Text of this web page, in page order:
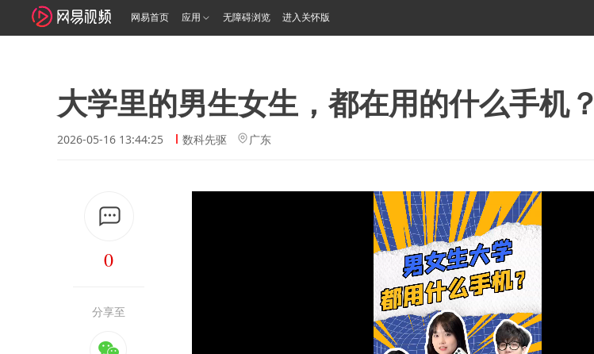
网易首页 应用 无障碍浏览 进入关怀版
大学里的男生女生，都在用的什么手机？
2026-05-16 13:44:25 数科先驱 广东
0
分享至